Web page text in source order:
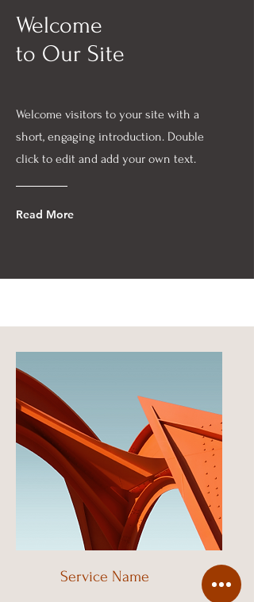
Welcome
to Our Site
Welcome visitors to your site with a
short, engaging introduction. Double
click to edit and add your own text.
Read More
Service Name